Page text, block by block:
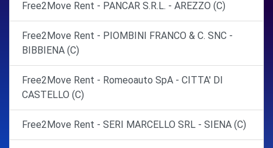
Free2Move Rent - PANCAR S.R.L. - AREZZO (C)
Free2Move Rent - PIOMBINI FRANCO & C. SNC -
BIBBIENA (C)
Free2Move Rent - Romeoauto SpA - CITTA' DI
CASTELLO (C)
Free2Move Rent - SERI MARCELLO SRL - SIENA (C)